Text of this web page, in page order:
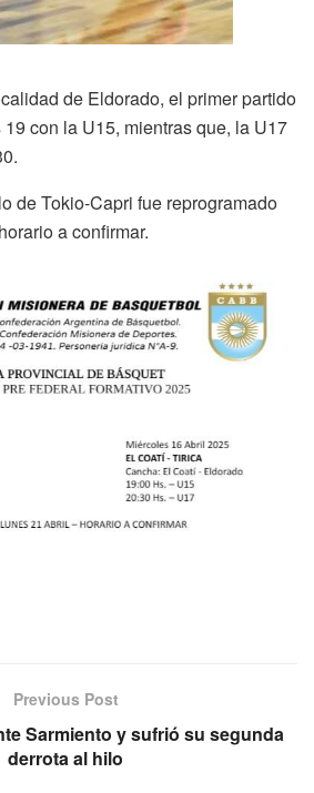
de Eldorado, el primer partido
con la U15, mientras que, la U17
de Tokio-Capri fue reprogramado
a confirmar.
Previous Post
Sarmiento y sufrió su segunda
derrota al hilo